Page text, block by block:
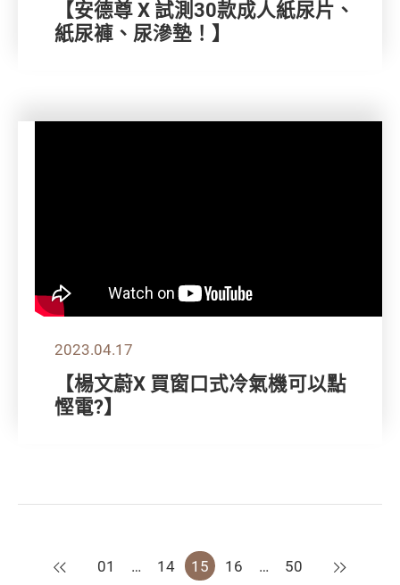
【安德尊 X 試測30款成人紙尿片、
紙尿褲、尿滲墊！】
2023.04.17
【楊文蔚X 買窗口式冷氣機可以點
慳電?】
上一頁
01 … 14 15 16 … 50 下一頁